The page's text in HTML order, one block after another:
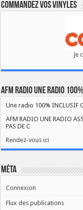
Commandez vos vinyles
Je
AFM RADIO UNE RADIO
Une radio 100% INCLUSIF
AFM RADIO UNE RADIO
PAS DE C
Rendez-vous ici
Méta
Connexion
Flux des publications